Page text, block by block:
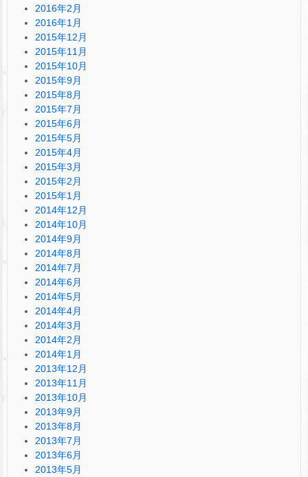
2016年2月
2016年1月
2015年12月
2015年11月
2015年10月
2015年9月
2015年8月
2015年7月
2015年6月
2015年5月
2015年4月
2015年3月
2015年2月
2015年1月
2014年12月
2014年10月
2014年9月
2014年8月
2014年7月
2014年6月
2014年5月
2014年4月
2014年3月
2014年2月
2014年1月
2013年12月
2013年11月
2013年10月
2013年9月
2013年8月
2013年7月
2013年6月
2013年5月